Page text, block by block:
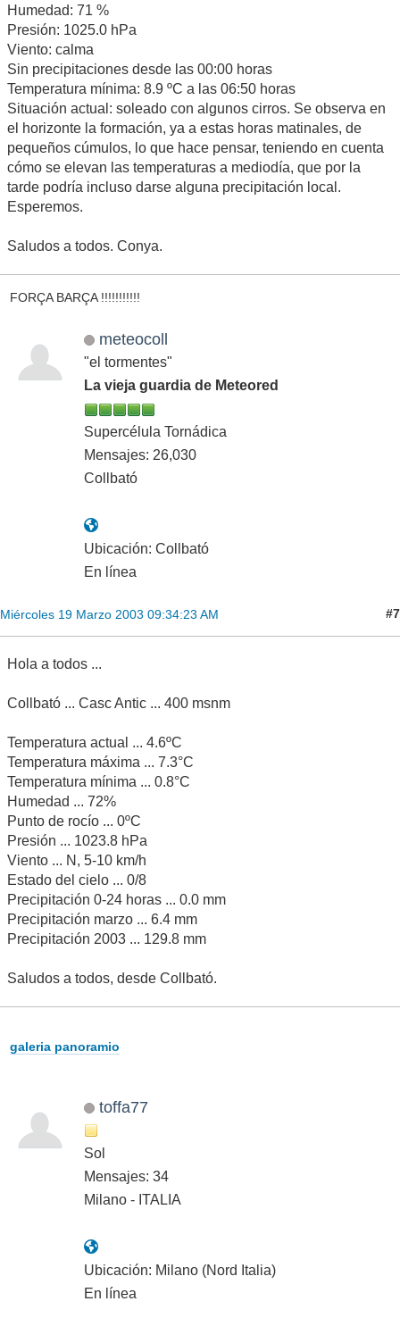
Humedad: 71 %
Presión: 1025.0 hPa
Viento: calma
Sin precipitaciones desde las 00:00 horas
Temperatura mínima: 8.9 ºC a las 06:50 horas
Situación actual: soleado con algunos cirros. Se observa en
el horizonte la formación, ya a estas horas matinales, de
pequeños cúmulos, lo que hace pensar, teniendo en cuenta
cómo se elevan las temperaturas a mediodía, que por la
tarde podría incluso darse alguna precipitación local.
Esperemos.
Saludos a todos. Conya.
FORÇA BARÇA !!!!!!!!!!!
meteocoll
"el tormentes"
La vieja guardia de Meteored
Supercélula Tornádica
Mensajes: 26,030
Collbató
Ubicación: Collbató
En línea
Miércoles 19 Marzo 2003 09:34:23 AM #7
Hola a todos ...
Collbató ... Casc Antic ... 400 msnm
Temperatura actual ... 4.6ºC
Temperatura máxima ... 7.3°C
Temperatura mínima ... 0.8°C
Humedad ... 72%
Punto de rocío ... 0ºC
Presión ... 1023.8 hPa
Viento ... N, 5-10 km/h
Estado del cielo ... 0/8
Precipitación 0-24 horas ... 0.0 mm
Precipitación marzo ... 6.4 mm
Precipitación 2003 ... 129.8 mm
Saludos a todos, desde Collbató.
galeria panoramio
toffa77
Sol
Mensajes: 34
Milano - ITALIA
Ubicación: Milano (Nord Italia)
En línea